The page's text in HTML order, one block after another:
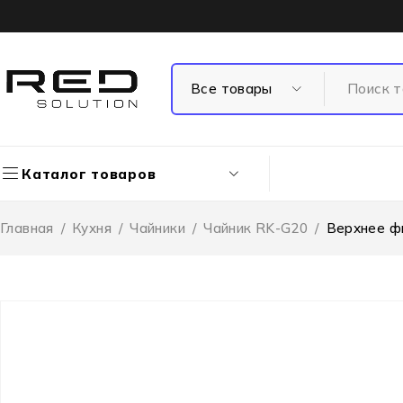
Каталог товаров
Главная / Кухня / Чайники / Чайник RK-G20 / Верхнее